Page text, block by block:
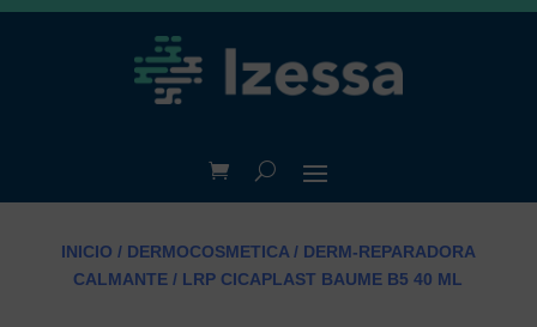
INICIO / DERMOCOSMETICA/ DERM-REPARADORA
CALMANTE / LRP CICAPLAST BAUME B5 40 ML